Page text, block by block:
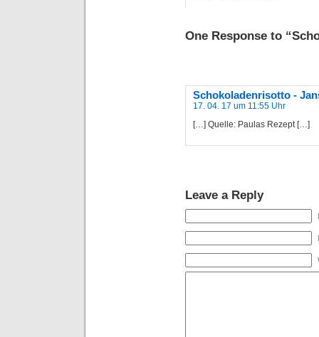
One Response to
Schokoladenrisotto -
17. 04. 17 um 11:55 Uhr
[…] Quelle: Paulas Rezept […]
Leave a Reply